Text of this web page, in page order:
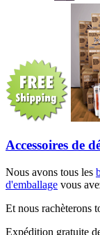
Accessoires de
Nous avons tous les
d'emballage vous
Et nous rachèterons
Expédition gratuite